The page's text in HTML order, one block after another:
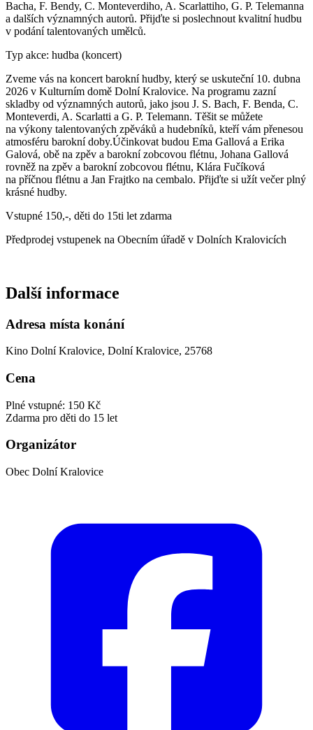
Bacha, F. Bendy, C. Monteverdiho, A. Scarlattiho, G. P. Telemanna
a dalších významných autorů. Přijďte si poslechnout kvalitní hudbu
v podání talentovaných umělců.
Typ akce: hudba (koncert)
Zveme vás na koncert barokní hudby, který se uskuteční 10. dubna
2026 v Kulturním domě Dolní Kralovice. Na programu zazní
skladby od významných autorů, jako jsou J. S. Bach, F. Benda, C.
Monteverdi, A. Scarlatti a G. P. Telemann. Těšit se můžete
na výkony talentovaných zpěváků a hudebníků, kteří vám přenesou
atmosféru barokní doby.Účinkovat budou Ema Gallová a Erika
Galová, obě na zpěv a barokní zobcovou flétnu, Johana Gallová
rovněž na zpěv a barokní zobcovou flétnu, Klára Fučíková
na příčnou flétnu a Jan Frajtko na cembalo. Přijďte si užít večer plný
krásné hudby.
Vstupné 150,-, děti do 15ti let zdarma
Předprodej vstupenek na Obecním úřadě v Dolních Kralovicích
Další informace
Adresa místa konání
Kino Dolní Kralovice, Dolní Kralovice, 25768
Cena
Plné vstupné: 150 Kč
Zdarma pro děti do 15 let
Organizátor
Obec Dolní Kralovice